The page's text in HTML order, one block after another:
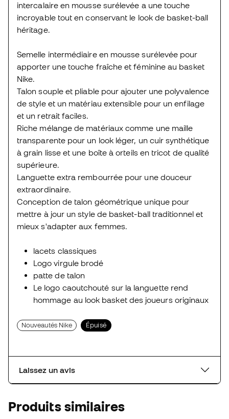
intercalaire en mousse surélevée a une touche
incroyable tout en conservant le look de basket-ball
héritage.
Semelle intermédiaire en mousse surélevée pour
apporter une touche fraîche et féminine au basket
Nike.
Talon souple et pliable pour ajouter une polyvalence
de style et un matériau extensible pour un enfilage
et un retrait faciles.
Riche mélange de matériaux comme une maille
transparente pour un look léger, un cuir synthétique
à grain lisse et une boîte à orteils en tricot de qualité
supérieure.
Languette extra rembourrée pour une douceur
extraordinaire.
Conception de talon géométrique unique pour
mettre à jour un style de basket-ball traditionnel et
mieux s'adapter aux femmes.
lacets classiques
Logo virgule brodé
patte de talon
Le logo caoutchouté sur la languette rend
hommage au look basket des joueurs originaux
Nouveautés Nike Épuisé
Laissez un avis
Produits similaires